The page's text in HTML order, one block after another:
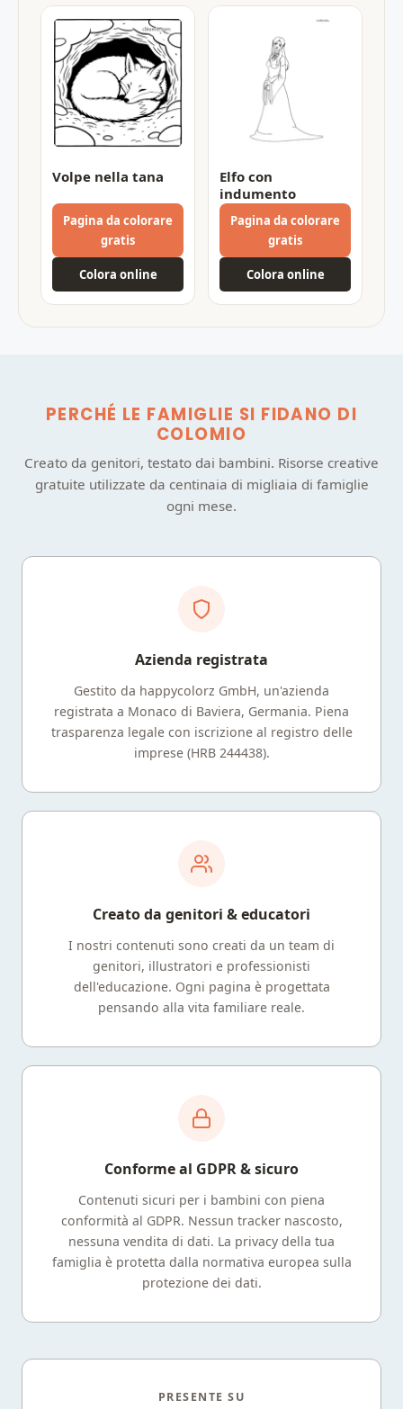
Volpe nella tana
Pagina da colorare
gratis
Colora online
Elfo con
indumento
Pagina da colorare
gratis
Colora online
PERCHÉ LE FAMIGLIE SI FIDANO DI
COLOMIO
Creato da genitori, testato dai bambini. Risorse creative
gratuite utilizzate da centinaia di migliaia di famiglie
ogni mese.
Azienda registrata
Gestito da happycolorz GmbH, un'azienda
registrata a Monaco di Baviera, Germania. Piena
trasparenza legale con iscrizione al registro delle
imprese (HRB 244438).
Creato da genitori & educatori
I nostri contenuti sono creati da un team di
genitori, illustratori e professionisti
dell'educazione. Ogni pagina è progettata
pensando alla vita familiare reale.
Conforme al GDPR & sicuro
Contenuti sicuri per i bambini con piena
conformità al GDPR. Nessun tracker nascosto,
nessuna vendita di dati. La privacy della tua
famiglia è protetta dalla normativa europea sulla
protezione dei dati.
PRESENTE SU